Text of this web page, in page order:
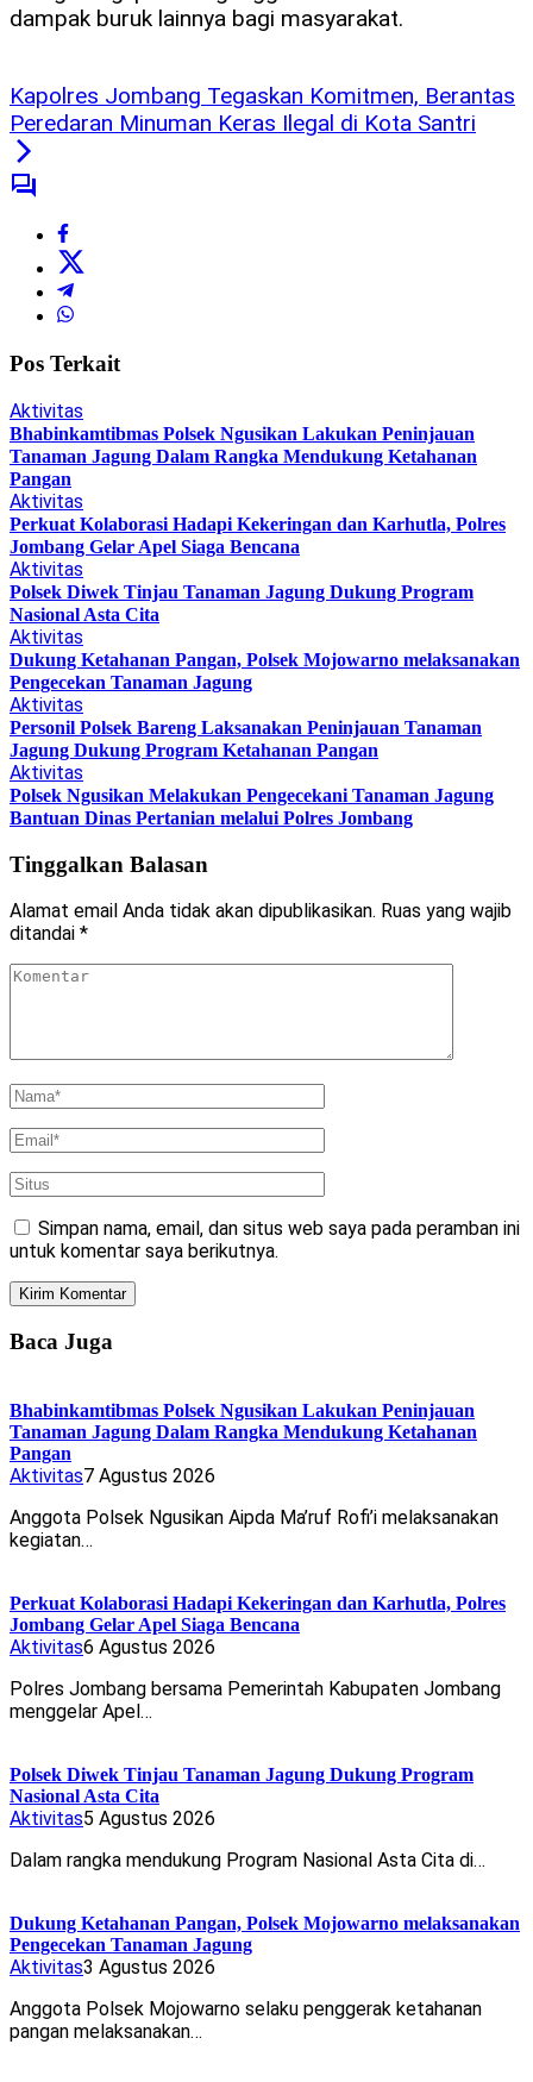
dampak buruk lainnya bagi masyarakat.
Kapolres Jombang Tegaskan Komitmen, Berantas
Peredaran Minuman Keras Ilegal di Kota Santri
Pos Terkait
Aktivitas
Bhabinkamtibmas Polsek Ngusikan Lakukan Peninjauan
Tanaman Jagung Dalam Rangka Mendukung Ketahanan
Pangan
Aktivitas
Perkuat Kolaborasi Hadapi Kekeringan dan Karhutla, Polres
Jombang Gelar Apel Siaga Bencana
Aktivitas
Polsek Diwek Tinjau Tanaman Jagung Dukung Program
Nasional Asta Cita
Aktivitas
Dukung Ketahanan Pangan, Polsek Mojowarno melaksanakan
Pengecekan Tanaman Jagung
Aktivitas
Personil Polsek Bareng Laksanakan Peninjauan Tanaman
Jagung Dukung Program Ketahanan Pangan
Aktivitas
Polsek Ngusikan Melakukan Pengecekani Tanaman Jagung
Bantuan Dinas Pertanian melalui Polres Jombang
Tinggalkan Balasan
Alamat email Anda tidak akan dipublikasikan. Ruas yang wajib
ditandai *
Simpan nama, email, dan situs web saya pada peramban ini
untuk komentar saya berikutnya.
Baca Juga
Bhabinkamtibmas Polsek Ngusikan Lakukan Peninjauan
Tanaman Jagung Dalam Rangka Mendukung Ketahanan
Pangan
Aktivitas7 Agustus 2026
Anggota Polsek Ngusikan Aipda Ma’ruf Rofi’i melaksanakan
kegiatan…
Perkuat Kolaborasi Hadapi Kekeringan dan Karhutla, Polres
Jombang Gelar Apel Siaga Bencana
Aktivitas6 Agustus 2026
Polres Jombang bersama Pemerintah Kabupaten Jombang
menggelar Apel…
Polsek Diwek Tinjau Tanaman Jagung Dukung Program
Nasional Asta Cita
Aktivitas5 Agustus 2026
Dalam rangka mendukung Program Nasional Asta Cita di…
Dukung Ketahanan Pangan, Polsek Mojowarno melaksanakan
Pengecekan Tanaman Jagung
Aktivitas3 Agustus 2026
Anggota Polsek Mojowarno selaku penggerak ketahanan
pangan melaksanakan…